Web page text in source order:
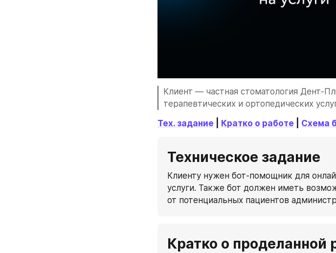
Клиент — частная стоматология Дент-
терапевтических и ортопедических
Тех. задание
Кратко о работе Схема
Техническое задание
Клиенту нужен бот-помощник для
услуги. Также бот должен иметь
от потенциальных пациентов
Кратко о проделанной